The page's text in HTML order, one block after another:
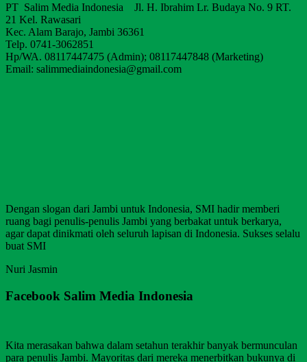
PT Salim Media Indonesia Jl. H. Ibrahim Lr. Budaya No. 9 RT.
21 Kel. Rawasari
Kec. Alam Barajo, Jambi 36361
Telp. 0741-3062851
Hp/WA. 08117447475 (Admin); 08117447848 (Marketing)
Email: salimmediaindonesia@gmail.com
Dengan slogan dari Jambi untuk Indonesia, SMI hadir memberi
ruang bagi penulis-penulis Jambi yang berbakat untuk berkarya,
agar dapat dinikmati oleh seluruh lapisan di Indonesia. Sukses selalu
buat SMI
Nuri Jasmin
Facebook Salim Media Indonesia
Kita merasakan bahwa dalam setahun terakhir banyak bermunculan
para penulis Jambi. Mayoritas dari mereka menerbitkan bukunya di